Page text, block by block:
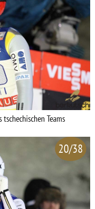
Teams
20/38